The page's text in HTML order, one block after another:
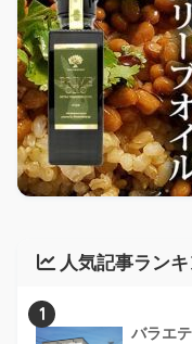
人気記事ラン
1
バラエ